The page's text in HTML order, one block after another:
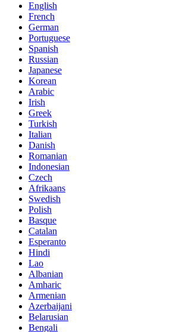
English
French
German
Portuguese
Spanish
Russian
Japanese
Korean
Arabic
Irish
Greek
Turkish
Italian
Danish
Romanian
Indonesian
Czech
Afrikaans
Swedish
Polish
Basque
Catalan
Esperanto
Hindi
Lao
Albanian
Amharic
Armenian
Azerbaijani
Belarusian
Bengali